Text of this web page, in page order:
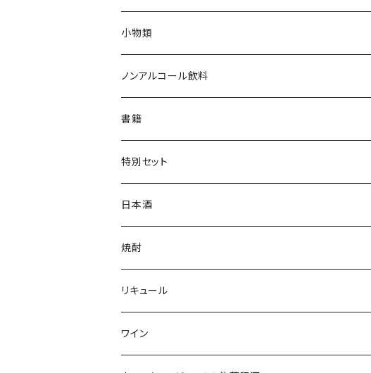
Tシャツ
ジャンパー
帽子・ニット帽
タオル・トートバッグ
小物類
枡
絵馬
キーホルダー
ミニゼッケン
ノンアルコール飲料
水
サイダー
甘酒
天然炭酸水
書籍
特別セット
日本酒
シェフヒロ×市野屋
浪漫亭企画商品
八戸酒造 陸奥八仙
焼酎
ｻｸﾗｵﾌﾞﾙﾜﾘｰ ダルマ焼酎
尾鈴山蒸留所 山ねこ 山猿 山翡翠 など
リキュール
ｻｸﾗｵﾌﾞﾙﾜﾘ- 紫蘇ダルマ
ワイン